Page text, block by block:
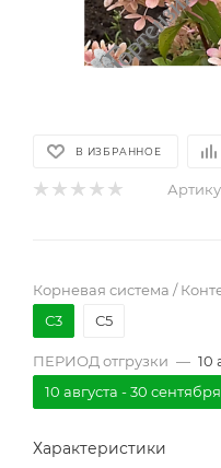
В ИЗБРАННОЕ
Корневая система /
С3 С5
ПЕРИОД отгрузки — 10
10 августа - 30
Характеристики